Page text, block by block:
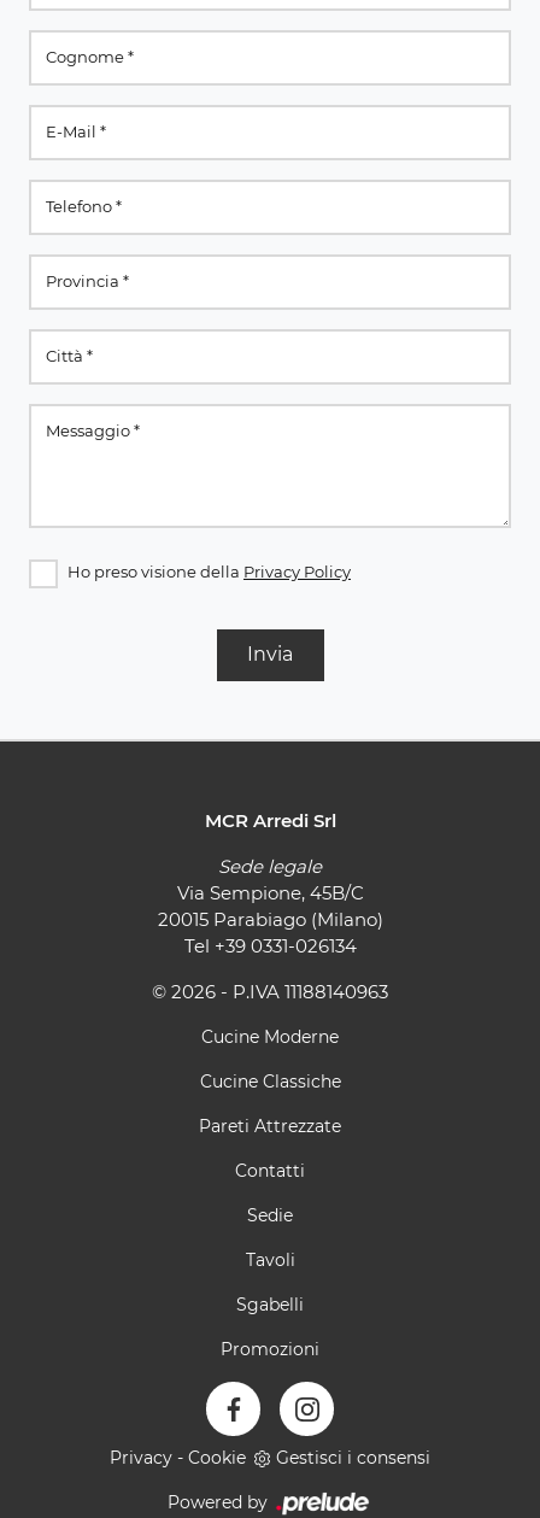
Ho preso visione della Privacy Policy
Invia
MCR Arredi Srl
Sede legale
Via Sempione, 45B/C
20015 Parabiago (Milano)
Tel +39 0331-026134
© 2026 - P.IVA 11188140963
Cucine Moderne
Cucine Classiche
Pareti Attrezzate
Contatti
Sedie
Tavoli
Sgabelli
Promozioni
Privacy - Cookie Gestisci i consensi
Powered by